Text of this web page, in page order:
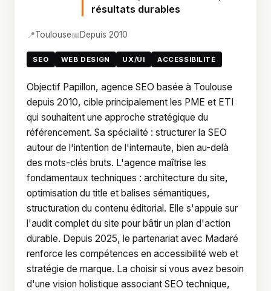
résultats durables
📍Toulouse📅Depuis 2010
SEO WEB DESIGN UX/UI ACCESSIBILITÉ
Objectif Papillon, agence SEO basée à Toulouse
depuis 2010, cible principalement les PME et ETI
qui souhaitent une approche stratégique du
référencement. Sa spécialité : structurer la SEO
autour de l'intention de l'internaute, bien au-delà
des mots-clés bruts. L'agence maîtrise les
fondamentaux techniques : architecture du site,
optimisation du title et balises sémantiques,
structuration du contenu éditorial. Elle s'appuie sur
l'audit complet du site pour bâtir un plan d'action
durable. Depuis 2025, le partenariat avec Madaré
renforce les compétences en accessibilité web et
stratégie de marque. La choisir si vous avez besoin
d'une vision holistique associant SEO technique,